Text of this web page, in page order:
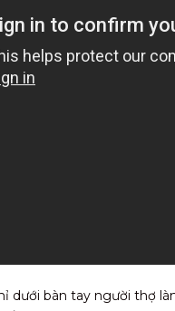
dưới bàn tay người thợ